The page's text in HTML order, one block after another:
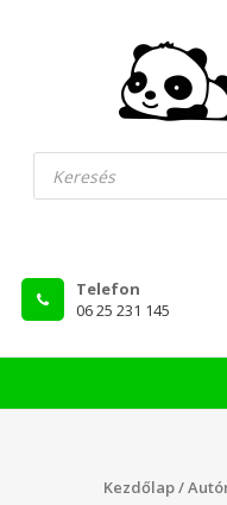
falmatrica
Products
search
Telefon
06 25 231 145
Kezdőlap/